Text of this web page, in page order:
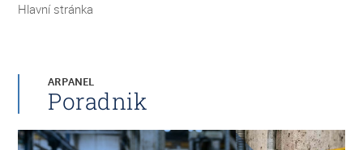
Hlavní stránka
ARPANEL
Poradnik